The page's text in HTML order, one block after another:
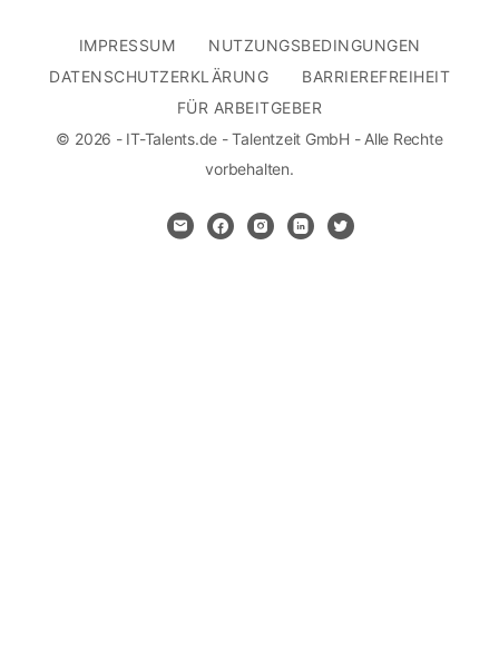
IMPRESSUM
NUTZUNGSBEDINGUNGEN
DATENSCHUTZERKLÄRUNG
BARRIEREFREIHEIT
FÜR ARBEITGEBER
© 2026 - IT-Talents.de - Talentzeit GmbH - Alle Rechte
vorbehalten.